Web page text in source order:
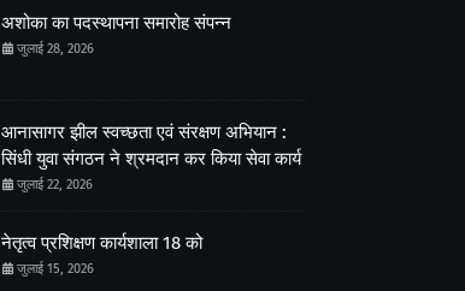
अशोका का पदस्थापना समारोह संपन्न
जुलाई 28, 2026
आनासागर झील स्वच्छता एवं संरक्षण अभियान :
सिंधी युवा संगठन ने श्रमदान कर किया सेवा कार्य
जुलाई 22, 2026
नेतृत्व प्रशिक्षण कार्यशाला 18 को
जुलाई 15, 2026